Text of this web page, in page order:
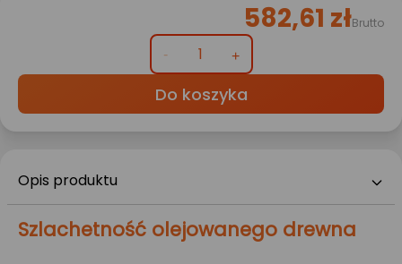
582,61 złBrutto
Do koszyka
Opis produktu
Szlachetność olejowanego drewna